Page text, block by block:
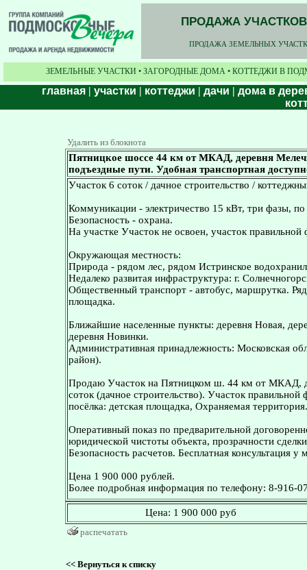
ПРОДАЖА
ПРОДАЖА ЗЕМЕЛЬНЫХ
ЗЕМЕЛЬНЫЕ УЧАСТКИ • ЗАГОРОДНЫЕ ДОМА • КОТТЕДЖИ В
главная | участки | коттеджи | дачи | дома в
Удалить из блокнота
Пятницкое шоссе 44 км от МКАД, деревня
подъездные пути. Удобная транспортная
Участок 6 соток / дачное строительство /
Коммуникации - электричество 15 кВт, три фазы,
Безопасность - охрана.
На участке Участок не освоен, участок
Окружающая местность:
Природа - рядом лес, рядом Истринское
Недалеко развитая инфраструктура: г.
Общественный транспорт - автобус, маршрутка.
площадка.
Ближайшие населенные пункты: деревня Новая,
деревня Новинки.
Административная принадлежность: Московская
район).
Продаю Участок на Пятницком ш. 44 км от МКАД,
соток (дачное строительство). Участок
посёлка: детская площадка, Охраняемая
Оперативный показ по предварительной
юридической чистоты объекта, прозрачности
Безопасность расчетов. Бесплатная консультация
Цена 1 900 000 рублей.
Более подробная информация по телефону: 8-916-
Цена: 1 900 000 руб
распечатать
<<Вернуться к списку